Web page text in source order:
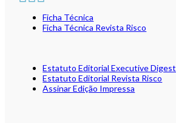
Ficha Técnica
Ficha Técnica Revista Risco
Estatuto Editorial Executive Digest
Estatuto Editorial Revista Risco
Assinar Edição Impressa